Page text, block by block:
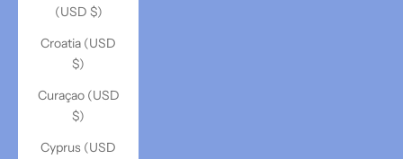
(USD $)
Croatia (USD
$)
Curaçao (USD
$)
Cyprus (USD